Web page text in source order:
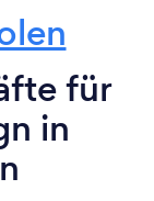
für
in